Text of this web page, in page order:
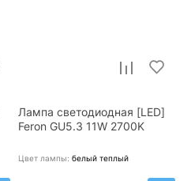
Лампа светодиодная [LED]
Feron GU5.3 11W 2700K
Цвет лампы: белый теплый